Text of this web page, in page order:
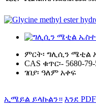
ምርት፡ ግሊሲን ሜቲል
CAS ቁጥር፡- 5680-
ገበያ፡ ዓለም አቀፍ
ኢሜይል ይላኩልን። እንደ